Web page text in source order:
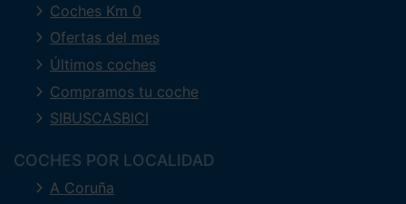
Coches Km 0
Ofertas del mes
Últimos coches
Compramos tu coche
SIBUSCASBICI
COCHES POR LOCALIDAD
A Coruña